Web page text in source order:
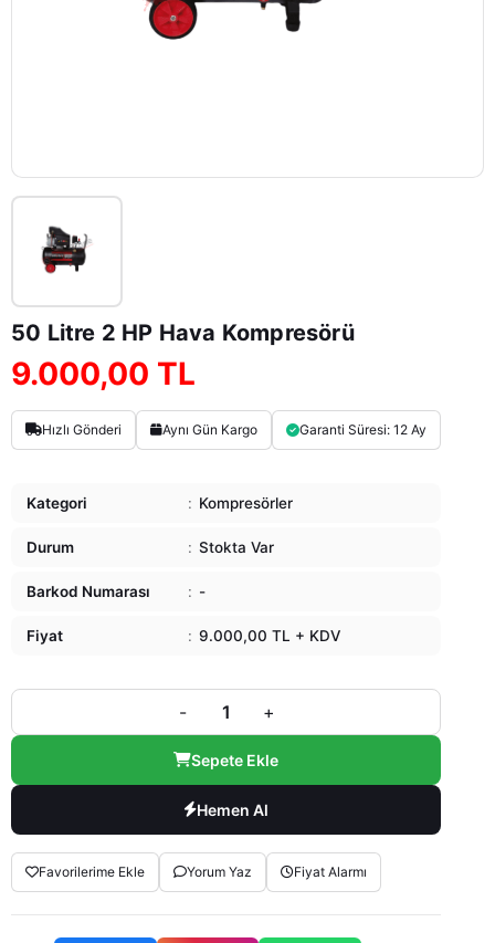
50 Litre 2 HP Hava Kompresörü
9.000,00 TL
Hızlı Gönderi Aynı Gün Kargo Garanti Süresi: 12 Ay
Kategori : Kompresörler
Durum : Stokta Var
Barkod Numarası : -
Fiyat : 9.000,00 TL + KDV
- +
Sepete Ekle
Hemen Al
Favorilerime Ekle Yorum Yaz Fiyat Alarmı